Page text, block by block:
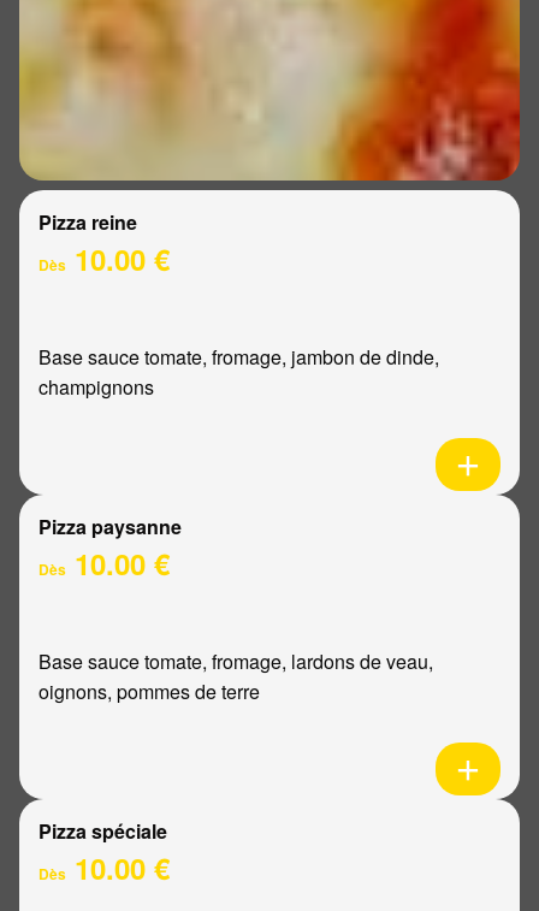
Pizza reine
Dès 10.00 €
Base sauce tomate, fromage, jambon de dinde,
champignons
Pizza paysanne
Dès 10.00 €
Base sauce tomate, fromage, lardons de veau,
oignons, pommes de terre
Pizza spéciale
Dès 10.00 €